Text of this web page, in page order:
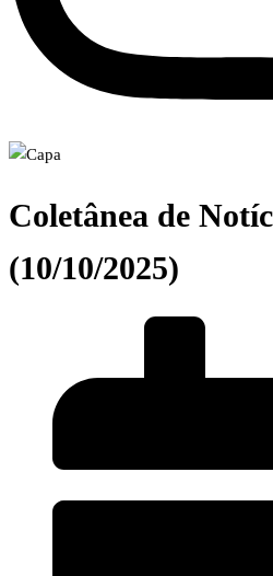
Coletânea de
(10/10/2025)